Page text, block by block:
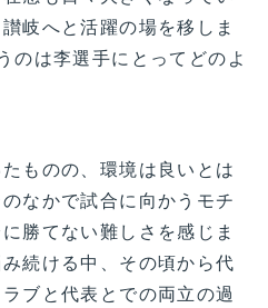
岐へと活躍の場を移しま
のは李選手にとってどのよ
ものの、環境は良いとは
なかで試合に向かうモチ
勝てない難しさを感じま
続ける中、その頃から代
ブと代表とでの両立の過